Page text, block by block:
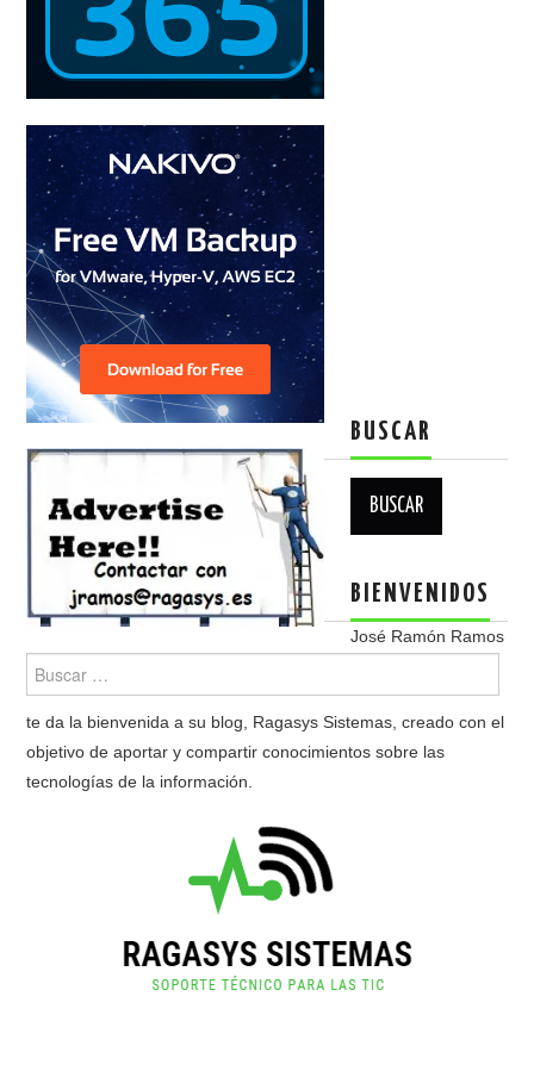
BUSCAR
BIENVENIDOS
José Ramón Ramos
te da la bienvenida a su blog, Ragasys Sistemas, creado con el
objetivo de aportar y compartir conocimientos sobre las
tecnologías de la información.